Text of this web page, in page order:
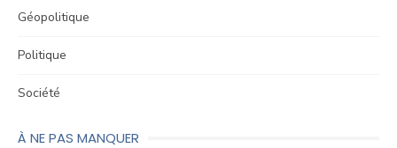
Géopolitique
Politique
Société
À NE PAS MANQUER